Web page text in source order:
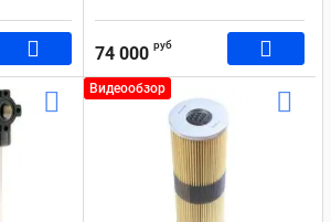
74 000 руб
Видеообзор